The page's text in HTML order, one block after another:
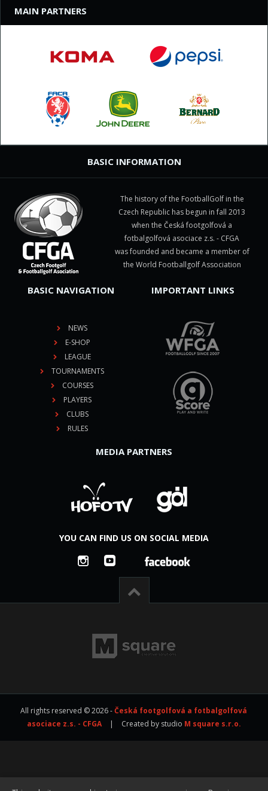
MAIN PARTNERS
BASIC INFORMATION
The history of the FootballGolf in the
Czech Republic has begun in fall 2013
when the Česká footgolfová a
fotbalgolfová asociace z.s. - CFGA
was founded and became a member of
the World Footballgolf Association
BASIC NAVIGATION
NEWS
E-SHOP
LEAGUE
TOURNAMENTS
COURSES
PLAYERS
CLUBS
RULES
IMPORTANT LINKS
MEDIA PARTNERS
YOU CAN FIND US ON SOCIAL MEDIA
All rights reserved © 2026 -Česká footgolfová a fotbalgolfová
asociace z.s. - CFGA
| Created by studio M square s.r.o.